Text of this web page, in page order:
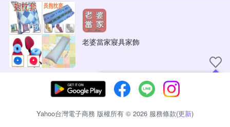
老婆當家寢具家飾
現在可以追蹤你喜愛的商店！
Yahoo台灣電子商務 版權所有 © 2026 服務條款(更新)